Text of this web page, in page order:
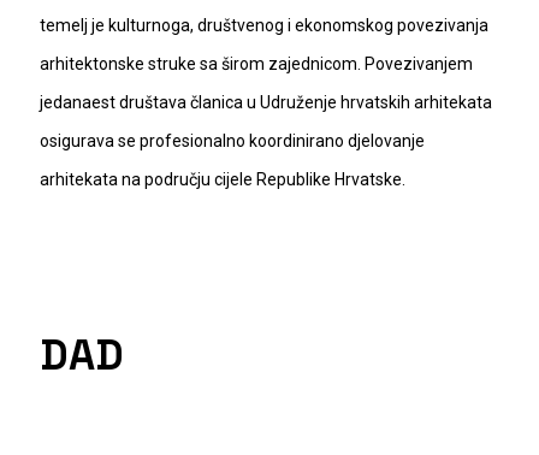
temelj je kulturnoga, društvenog i ekonomskog povezivanja
arhitektonske struke sa širom zajednicom. Povezivanjem
jedanaest društava članica u Udruženje hrvatskih arhitekata
osigurava se profesionalno koordinirano djelovanje
arhitekata na području cijele Republike Hrvatske.
DAD